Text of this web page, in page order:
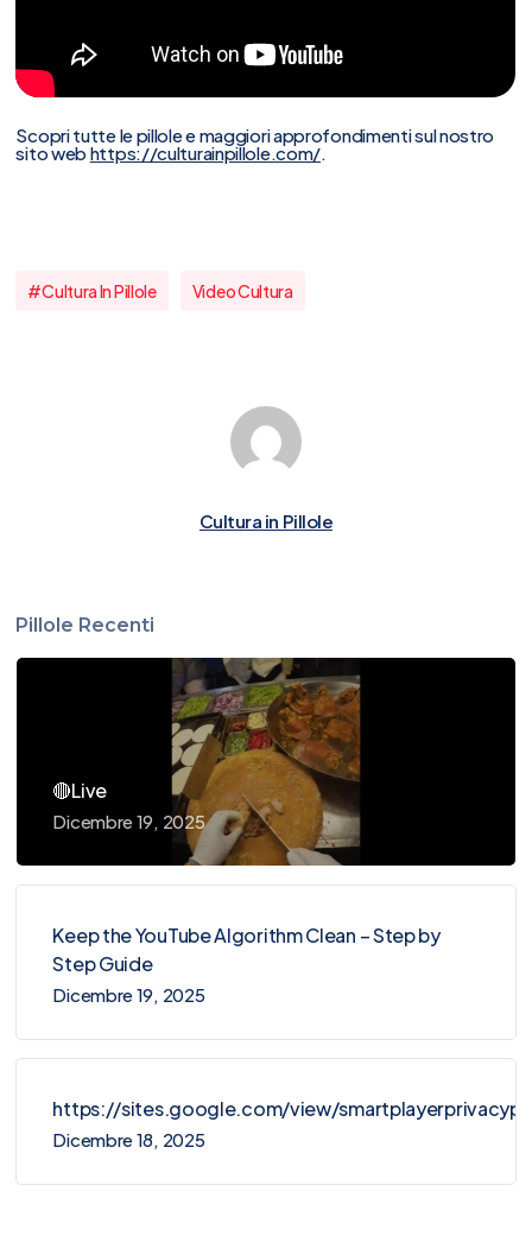
Scopri tutte le pillole e maggiori approfondimenti sul nostro
sito web https://culturainpillole.com/
#cultura In Pillole Video Cultura
Cultura in Pillole
Pillole Recenti
🔴Live
Dicembre 19, 2025
Keep the YouTube Algorithm Clean – Step by
Step Guide
Dicembre 19, 2025
https://sites.google.com/view/
Dicembre 18, 2025